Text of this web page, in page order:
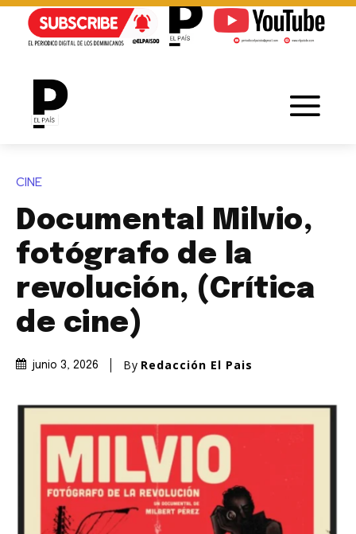
CINE
Documental Milvio,
fotógrafo de la
revolución, (Crítica
de cine)
junio 3, 2026 By Redacción El Pais